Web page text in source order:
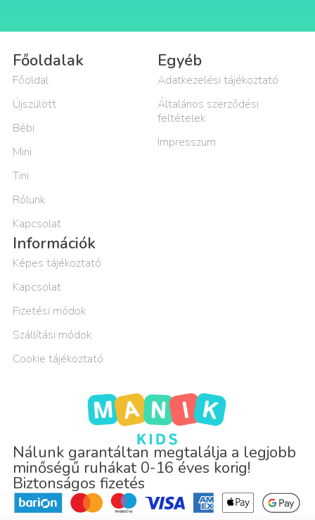
Nálunk garantáltan megtalálja a legjobb
minőségű ruhákat 0-16 éves korig!
Biztonságos fizetés
Főoldalak
Főoldal
Újszülött
Bébi
Mini
Tini
Rólunk
Kapcsolat
Egyéb
Adatkezelési tájékoztató
Általános szerződési
feltételek
Impresszum
Információk
Képes tájékoztató
Kapcsolat
Fizetési módok
Szállítási módok
Cookie tájékoztató